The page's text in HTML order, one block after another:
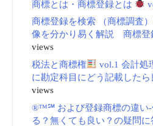
商標とは・商標登録とは
商標登録を検索 （商標調査）
像を分かり易く解説 商標登
views
税法と商標権
vol.1 会計処
に勘定科目にどう記載したら
views
®™℠ および登録商標の違い-
る？無くても良い？の疑問に